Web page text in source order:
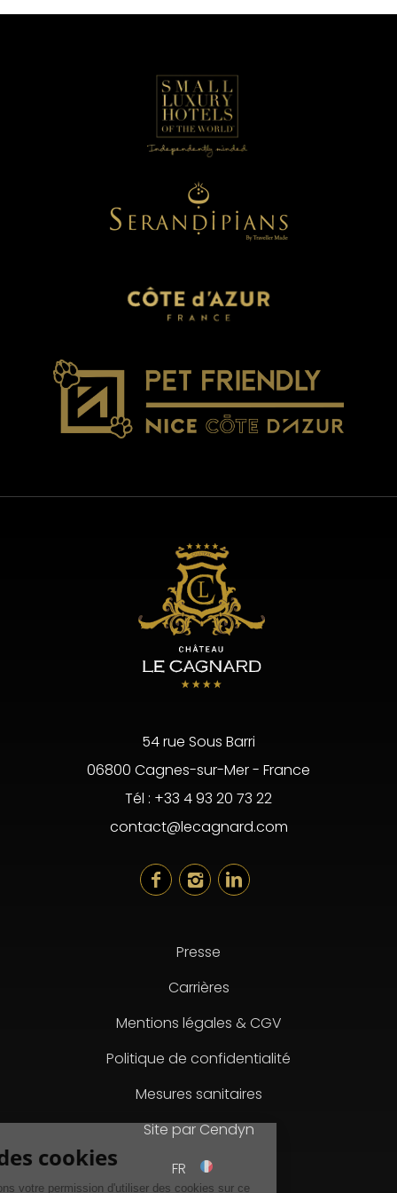
54 rue Sous Barri
06800 Cagnes-sur-Mer - France
Tél : +33 4 93 20 73 22
contact@lecagnard.com
Presse
Carrières
Mentions légales & CGV
Politique de confidentialité
Mesures sanitaires
Site par Cendyn
FR